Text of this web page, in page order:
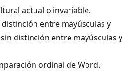
actual o invariable.
distinción entre mayúsculas y
distinción entre mayúsculas y
ordinal de Word.